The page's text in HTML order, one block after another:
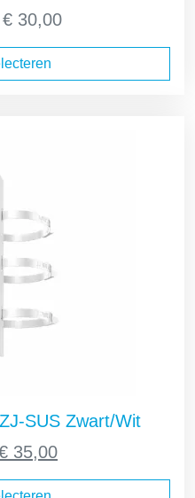
€30,00Prijsklasse:
€ 30,00
SUS Zwart/Wit
35,00Huidige